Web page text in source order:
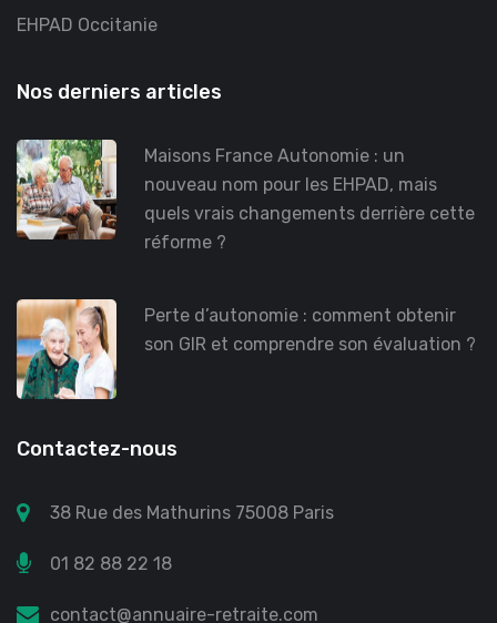
EHPAD Occitanie
Nos derniers articles
Maisons France Autonomie : un
nouveau nom pour les EHPAD, mais
quels vrais changements derrière cette
réforme ?
Perte d’autonomie : comment obtenir
son GIR et comprendre son évaluation ?
Contactez-nous
38 Rue des Mathurins 75008 Paris
01 82 88 22 18
contact@annuaire-retraite.com